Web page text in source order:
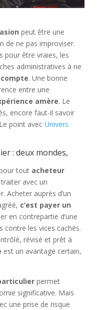
peut être une
de ne pas improviser.
pour être vraies, les
administratives à ne
. Une bonne
entre une
amère. Le
encore faut-il savoir
point avec Univers
: deux mondes,
tout acheteur
avec un
Acheter auprès d’un
c’est payer un
en contrepartie d’une
contre les vices cachés.
révisé et prêt à
est un avantage certain,
permet
significative. Mais
une prise de risque